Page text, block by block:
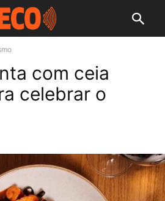
com ceia
celebrar o